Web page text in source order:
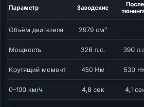
Параметр Заводские
После
Объём двигателя 2979 см³
Мощность 326 л.с. 390
Крутящий момент 450 Нм 530
0–100 км/ч 4,8 сек 4,1